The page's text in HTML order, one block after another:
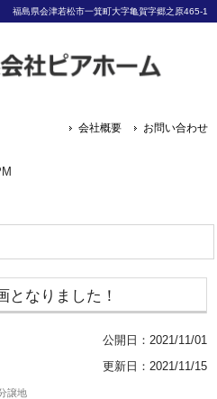
福島県会津若松市一箕町大字亀賀字郷之原465-1
会社概要 お問い合わせ
なりました！
公開日： 2021/11/01
更新日：2021/11/15
譲地